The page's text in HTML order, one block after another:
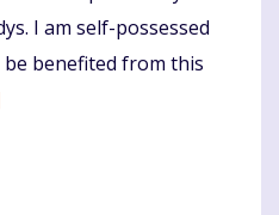
I am self-possessed
benefited from this